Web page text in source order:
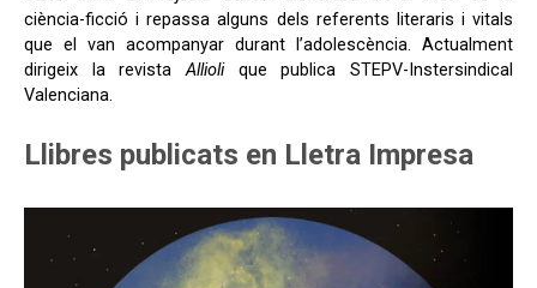
ciència-ficció i repassa alguns dels referents literaris i vitals
que el van acompanyar durant l’adolescència. Actualment
dirigeix la revistaAlliolique publica STEPV-Instersindical
Valenciana.
Llibres publicats en Lletra Impresa